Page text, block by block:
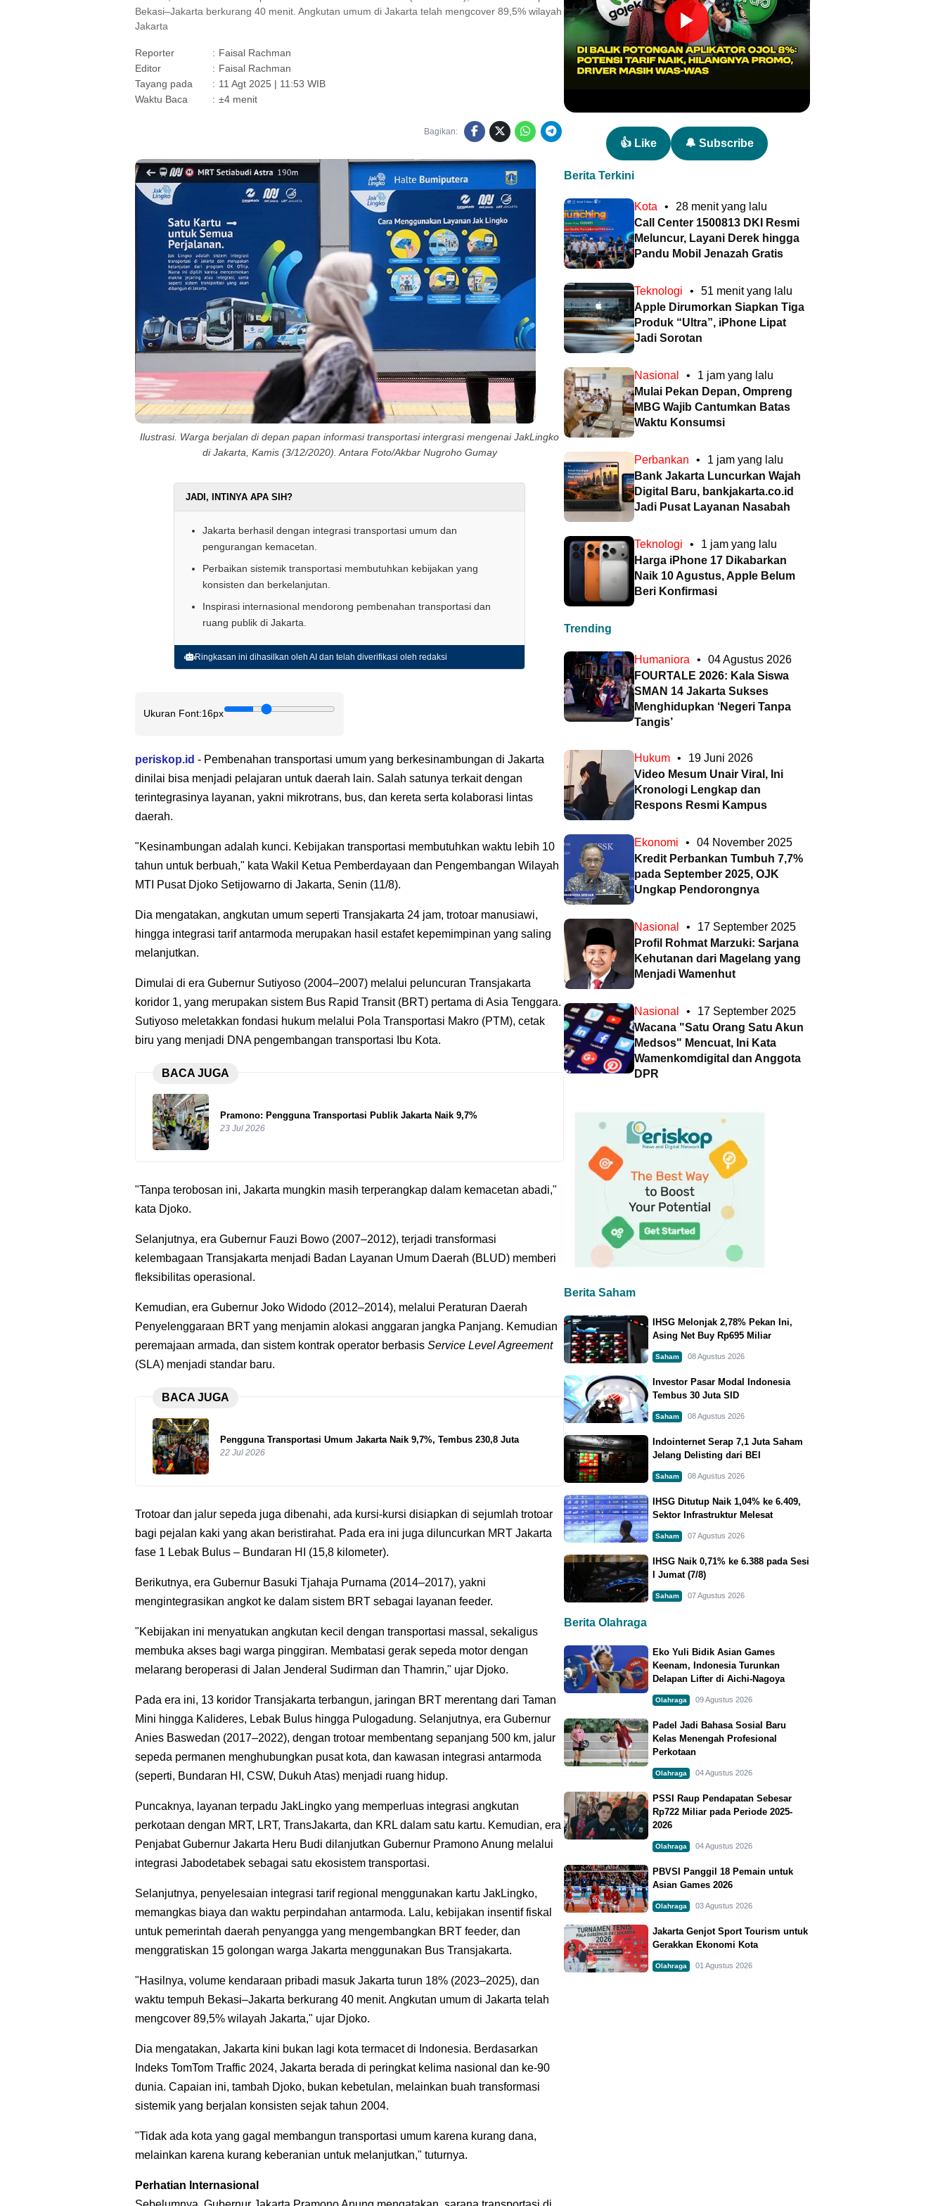
Bekasi–Jakarta berkurang 40 menit. Angkutan umum di Jakarta telah mengcover 89,5% wilayah
Jakarta
Reporter : Faisal Rachman
Editor
: Faisal Rachman
Tayang pada
: 11 Agt 2025 | 11:53 WIB
Waktu Baca
: ±4 menit
Bagikan:
Ilustrasi. Warga berjalan di depan papan informasi transportasi intergrasi mengenai JakLingko
di Jakarta, Kamis (3/12/2020). Antara Foto/Akbar Nugroho Gumay
JADI, INTINYA APA SIH?
Jakarta berhasil dengan integrasi transportasi umum dan
pengurangan kemacetan.
Perbaikan sistemik transportasi membutuhkan kebijakan yang
konsisten dan berkelanjutan.
Inspirasi internasional mendorong pembenahan transportasi dan
ruang publik di Jakarta.
Ringkasan ini dihasilkan oleh AI dan telah diverifikasi oleh redaksi
Ukuran Font:16px
periskop.id - Pembenahan transportasi umum yang berkesinambungan di Jakarta
dinilai bisa menjadi pelajaran untuk daerah lain. Salah satunya terkait dengan
terintegrasinya layanan, yakni mikrotrans, bus, dan kereta serta kolaborasi lintas
daerah.
"Kesinambungan adalah kunci. Kebijakan transportasi membutuhkan waktu lebih 10
tahun untuk berbuah," kata Wakil Ketua Pemberdayaan dan Pengembangan Wilayah
MTI Pusat Djoko Setijowarno di Jakarta, Senin (11/8).
Dia mengatakan, angkutan umum seperti Transjakarta 24 jam, trotoar manusiawi,
hingga integrasi tarif antarmoda merupakan hasil estafet kepemimpinan yang saling
melanjutkan.
Dimulai di era Gubernur Sutiyoso (2004–2007) melalui peluncuran Transjakarta
koridor 1, yang merupakan sistem Bus Rapid Transit (BRT) pertama di Asia Tenggara.
Sutiyoso meletakkan fondasi hukum melalui Pola Transportasi Makro (PTM), cetak
biru yang menjadi DNA pengembangan transportasi Ibu Kota.
BACA JUGA
Pramono: Pengguna Transportasi Publik Jakarta Naik 9,7%
23 Jul 2026
"Tanpa terobosan ini, Jakarta mungkin masih terperangkap dalam kemacetan abadi,"
kata Djoko.
Selanjutnya, era Gubernur Fauzi Bowo (2007–2012), terjadi transformasi
kelembagaan Transjakarta menjadi Badan Layanan Umum Daerah (BLUD) memberi
fleksibilitas operasional.
Kemudian, era Gubernur Joko Widodo (2012–2014), melalui Peraturan Daerah
Penyelenggaraan BRT yang menjamin alokasi anggaran jangka Panjang. Kemudian
peremajaan armada, dan sistem kontrak operator berbasis Service Level Agreement
(SLA) menjadi standar baru.
BACA JUGA
Pengguna Transportasi Umum Jakarta Naik 9,7%, Tembus 230,8 Juta
22 Jul 2026
Trotoar dan jalur sepeda juga dibenahi, ada kursi-kursi disiapkan di sejumlah trotoar
bagi pejalan kaki yang akan beristirahat. Pada era ini juga diluncurkan MRT Jakarta
fase 1 Lebak Bulus – Bundaran HI (15,8 kilometer).
Berikutnya, era Gubernur Basuki Tjahaja Purnama (2014–2017), yakni
mengintegrasikan angkot ke dalam sistem BRT sebagai layanan feeder.
"Kebijakan ini menyatukan angkutan kecil dengan transportasi massal, sekaligus
membuka akses bagi warga pinggiran. Membatasi gerak sepeda motor dengan
melarang beroperasi di Jalan Jenderal Sudirman dan Thamrin," ujar Djoko.
Pada era ini, 13 koridor Transjakarta terbangun, jaringan BRT merentang dari Taman
Mini hingga Kalideres, Lebak Bulus hingga Pulogadung. Selanjutnya, era Gubernur
Anies Baswedan (2017–2022), dengan trotoar membentang sepanjang 500 km, jalur
sepeda permanen menghubungkan pusat kota, dan kawasan integrasi antarmoda
(seperti, Bundaran HI, CSW, Dukuh Atas) menjadi ruang hidup.
Puncaknya, layanan terpadu JakLingko yang memperluas integrasi angkutan
perkotaan dengan MRT, LRT, TransJakarta, dan KRL dalam satu kartu. Kemudian, era
Penjabat Gubernur Jakarta Heru Budi dilanjutkan Gubernur Pramono Anung melalui
integrasi Jabodetabek sebagai satu ekosistem transportasi.
Selanjutnya, penyelesaian integrasi tarif regional menggunakan kartu JakLingko,
memangkas biaya dan waktu perpindahan antarmoda. Lalu, kebijakan insentif fiskal
untuk pemerintah daerah penyangga yang mengembangkan BRT feeder, dan
menggratiskan 15 golongan warga Jakarta menggunakan Bus Transjakarta.
"Hasilnya, volume kendaraan pribadi masuk Jakarta turun 18% (2023–2025), dan
waktu tempuh Bekasi–Jakarta berkurang 40 menit. Angkutan umum di Jakarta telah
mengcover 89,5% wilayah Jakarta," ujar Djoko.
Dia mengatakan, Jakarta kini bukan lagi kota termacet di Indonesia. Berdasarkan
Indeks TomTom Traffic 2024, Jakarta berada di peringkat kelima nasional dan ke-90
dunia. Capaian ini, tambah Djoko, bukan kebetulan, melainkan buah transformasi
sistemik yang berjalan konsisten sejak tahun 2004.
"Tidak ada kota yang gagal membangun transportasi umum karena kurang dana,
melainkan karena kurang keberanian untuk melanjutkan," tuturnya.
Perhatian Internasional
👍 Like 🔔 Subscribe
Berita Terkini
Kota •
28 menit yang lalu
Call Center 1500813 DKI Resmi
Meluncur, Layani Derek hingga
Pandu Mobil Jenazah Gratis
Teknologi •
51 menit yang lalu
Apple Dirumorkan Siapkan Tiga
Produk “Ultra”, iPhone Lipat
Jadi Sorotan
Nasional •
1 jam yang lalu
Mulai Pekan Depan, Ompreng
MBG Wajib Cantumkan Batas
Waktu Konsumsi
Perbankan •
1 jam yang lalu
Bank Jakarta Luncurkan Wajah
Digital Baru, bankjakarta.co.id
Jadi Pusat Layanan Nasabah
Teknologi •
1 jam yang lalu
Harga iPhone 17 Dikabarkan
Naik 10 Agustus, Apple Belum
Beri Konfirmasi
Trending
Humaniora •
04 Agustus 2026
FOURTALE 2026: Kala Siswa
SMAN 14 Jakarta Sukses
Menghidupkan ‘Negeri Tanpa
Tangis’
Hukum •
19 Juni 2026
Video Mesum Unair Viral, Ini
Kronologi Lengkap dan
Respons Resmi Kampus
Ekonomi •
04 November 2025
Kredit Perbankan Tumbuh 7,7%
pada September 2025, OJK
Ungkap Pendorongnya
Nasional •
17 September 2025
Profil Rohmat Marzuki: Sarjana
Kehutanan dari Magelang yang
Menjadi Wamenhut
Nasional •
17 September 2025
Wacana "Satu Orang Satu Akun
Medsos" Mencuat, Ini Kata
Wamenkomdigital dan Anggota
DPR
Berita Saham
IHSG Melonjak 2,78% Pekan Ini,
Asing Net Buy Rp695 Miliar
Saham 08 Agustus 2026
Investor Pasar Modal Indonesia
Tembus 30 Juta SID
Saham 08 Agustus 2026
Indointernet Serap 7,1 Juta Saham
Jelang Delisting dari BEI
Saham 08 Agustus 2026
IHSG Ditutup Naik 1,04% ke 6.409,
Sektor Infrastruktur Melesat
Saham 07 Agustus 2026
IHSG Naik 0,71% ke 6.388 pada Sesi
I Jumat (7/8)
Saham 07 Agustus 2026
Berita Olahraga
Eko Yuli Bidik Asian Games
Keenam, Indonesia Turunkan
Delapan Lifter di Aichi-Nagoya
Olahraga 09 Agustus 2026
Padel Jadi Bahasa Sosial Baru
Kelas Menengah Profesional
Perkotaan
Olahraga 04 Agustus 2026
PSSI Raup Pendapatan Sebesar
Rp722 Miliar pada Periode 2025-
2026
Olahraga 04 Agustus 2026
PBVSI Panggil 18 Pemain untuk
Asian Games 2026
Olahraga 03 Agustus 2026
Jakarta Genjot Sport Tourism untuk
Gerakkan Ekonomi Kota
Olahraga 01 Agustus 2026